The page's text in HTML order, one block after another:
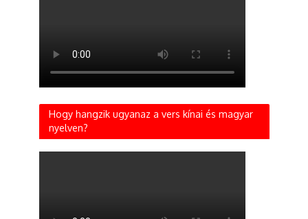
Hogy hangzik ugyanaz a vers kínai és magyar
nyelven?